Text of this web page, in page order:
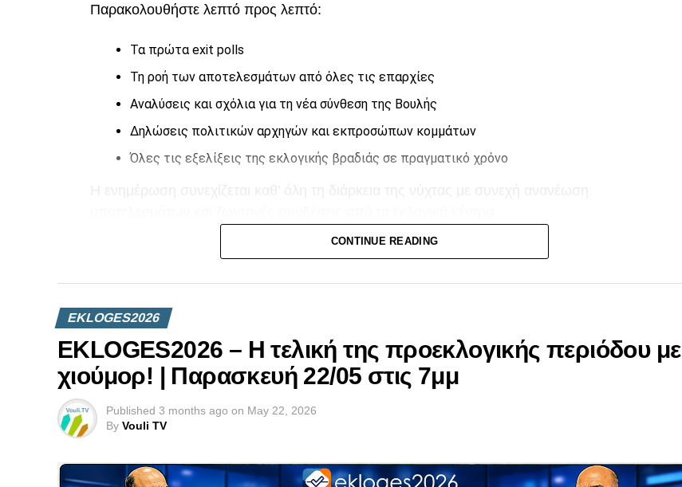
Παρακολουθήστε λεπτό προς λεπτό:
Τα πρώτα exit polls
Τη ροή των αποτελεσμάτων από όλες τις επαρχίες
Αναλύσεις και σχόλια για τη νέα σύνθεση της Βουλής
Δηλώσεις πολιτικών αρχηγών και εκπροσώπων κομμάτων
Όλες τις εξελίξεις της εκλογικής βραδιάς σε πραγματικό χρόνο
Μείνετε συντονισμένοι στο Vouli TV και το CityChannel για την πιο ολοκληρωμένη κάλυψη
CONTINUE READING
EKLOGES2026
EKLOGES2026 – H τελική της προεκλογικής περιόδου με
χιούμορ! | Παρασκευή 22/05 στις 7μμ
Published 3 months ago on May 22, 2026
By Vouli TV